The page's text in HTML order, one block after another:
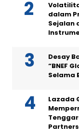
dalam
Sejalan
Desay
“BNEF
Selama
Lazada